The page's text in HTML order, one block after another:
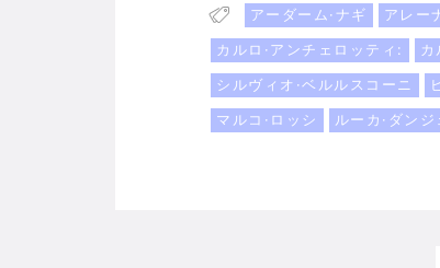
アーダーム·ナギ アレー
カルロ·アンチェロッティ:
シルヴィオ·ベルルスコーニ
マルコ·ロッシ
ルーカ·ダンジ